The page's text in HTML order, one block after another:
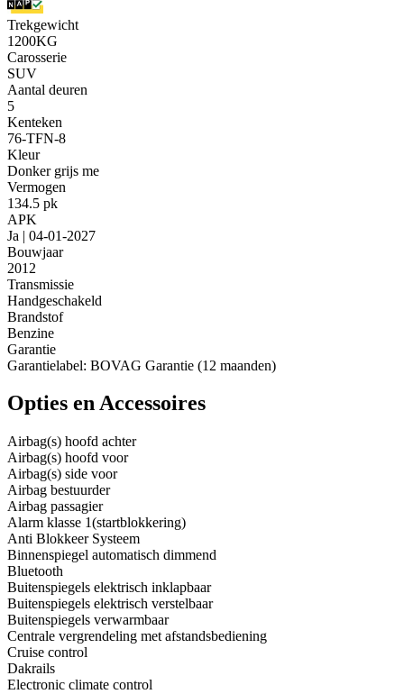
Trekgewicht
1200KG
Carosserie
SUV
Aantal deuren
5
Kenteken
76-TFN-8
Kleur
Donker grijs me
Vermogen
134.5 pk
APK
Ja | 04-01-2027
Bouwjaar
2012
Transmissie
Handgeschakeld
Brandstof
Benzine
Garantie
Garantielabel: BOVAG Garantie (12 maanden)
Opties en Accessoires
Airbag(s) hoofd achter
Airbag(s) hoofd voor
Airbag(s) side voor
Airbag bestuurder
Airbag passagier
Alarm klasse 1(startblokkering)
Anti Blokkeer Systeem
Binnenspiegel automatisch dimmend
Bluetooth
Buitenspiegels elektrisch inklapbaar
Buitenspiegels elektrisch verstelbaar
Buitenspiegels verwarmbaar
Centrale vergrendeling met afstandsbediening
Cruise control
Dakrails
Electronic climate control